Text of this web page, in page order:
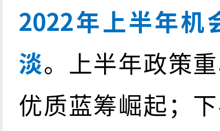
2022年上半年机
淡。上半年政策
优质蓝筹崛起；